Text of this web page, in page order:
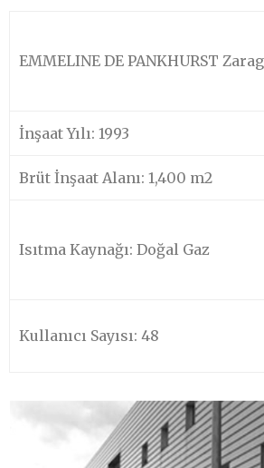
EMMELINE DE PANKHURST
İnşaat Yılı: 1993
Brüt İnşaat Alanı: 1,400 m2
Isıtma Kaynağı: Doğal Gaz
Kullanıcı Sayısı: 48